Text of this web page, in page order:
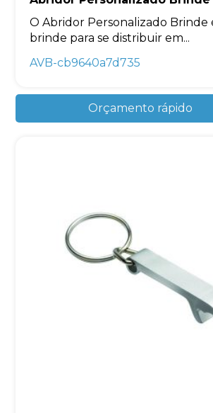
O Abridor Personalizado Brinde
brinde para se distribuir em...
AVB-cb9640a7d735
Orçamento rápido